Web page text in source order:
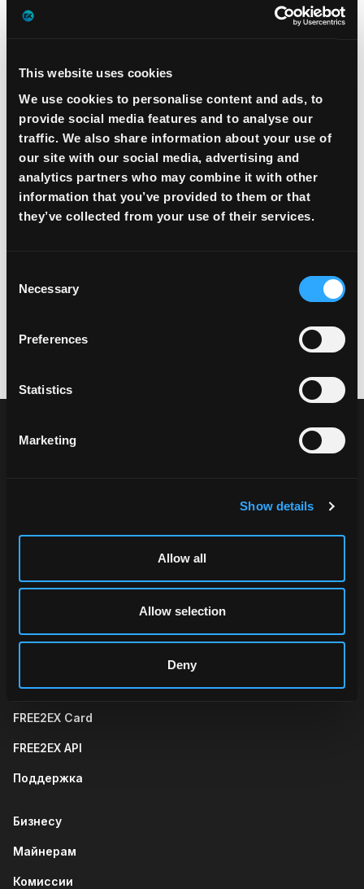
This website uses cookies
We use cookies to personalise content and ads, to
provide social media features and to analyse our
traffic. We also share information about your use of
our site with our social media, advertising and
analytics partners who may combine it with other
information that you’ve provided to them or that
they’ve collected from your use of their services.
Selection
Necessary
Preferences
Statistics
Marketing
Show details
Allow all
Allow selection
Deny
Ознакомьтесь с продуктами FREE2EX и
выберите подходящее решение.
Telegram AppWeb App
FREE2EX Card
FREE2EX API
Поддержка
Бизнесу
Майнерам
Комиссии